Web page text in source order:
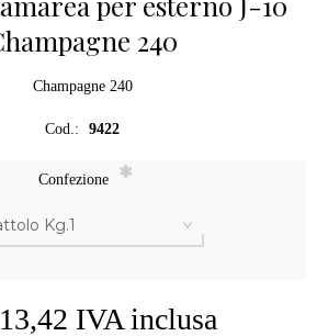
240
Champagne 240
Cod.: 9422
Confezione *
IVA inclusa